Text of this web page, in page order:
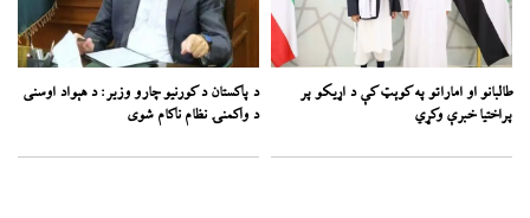
طالبانو او اماراتو په کوېټ کې د اړیکو پر
پراختیا خبرې وکړي
د پاکستان د کورنیو چارو وزیر: د هېواد اوسنی
د واکمنۍ نظام ناکام شوی